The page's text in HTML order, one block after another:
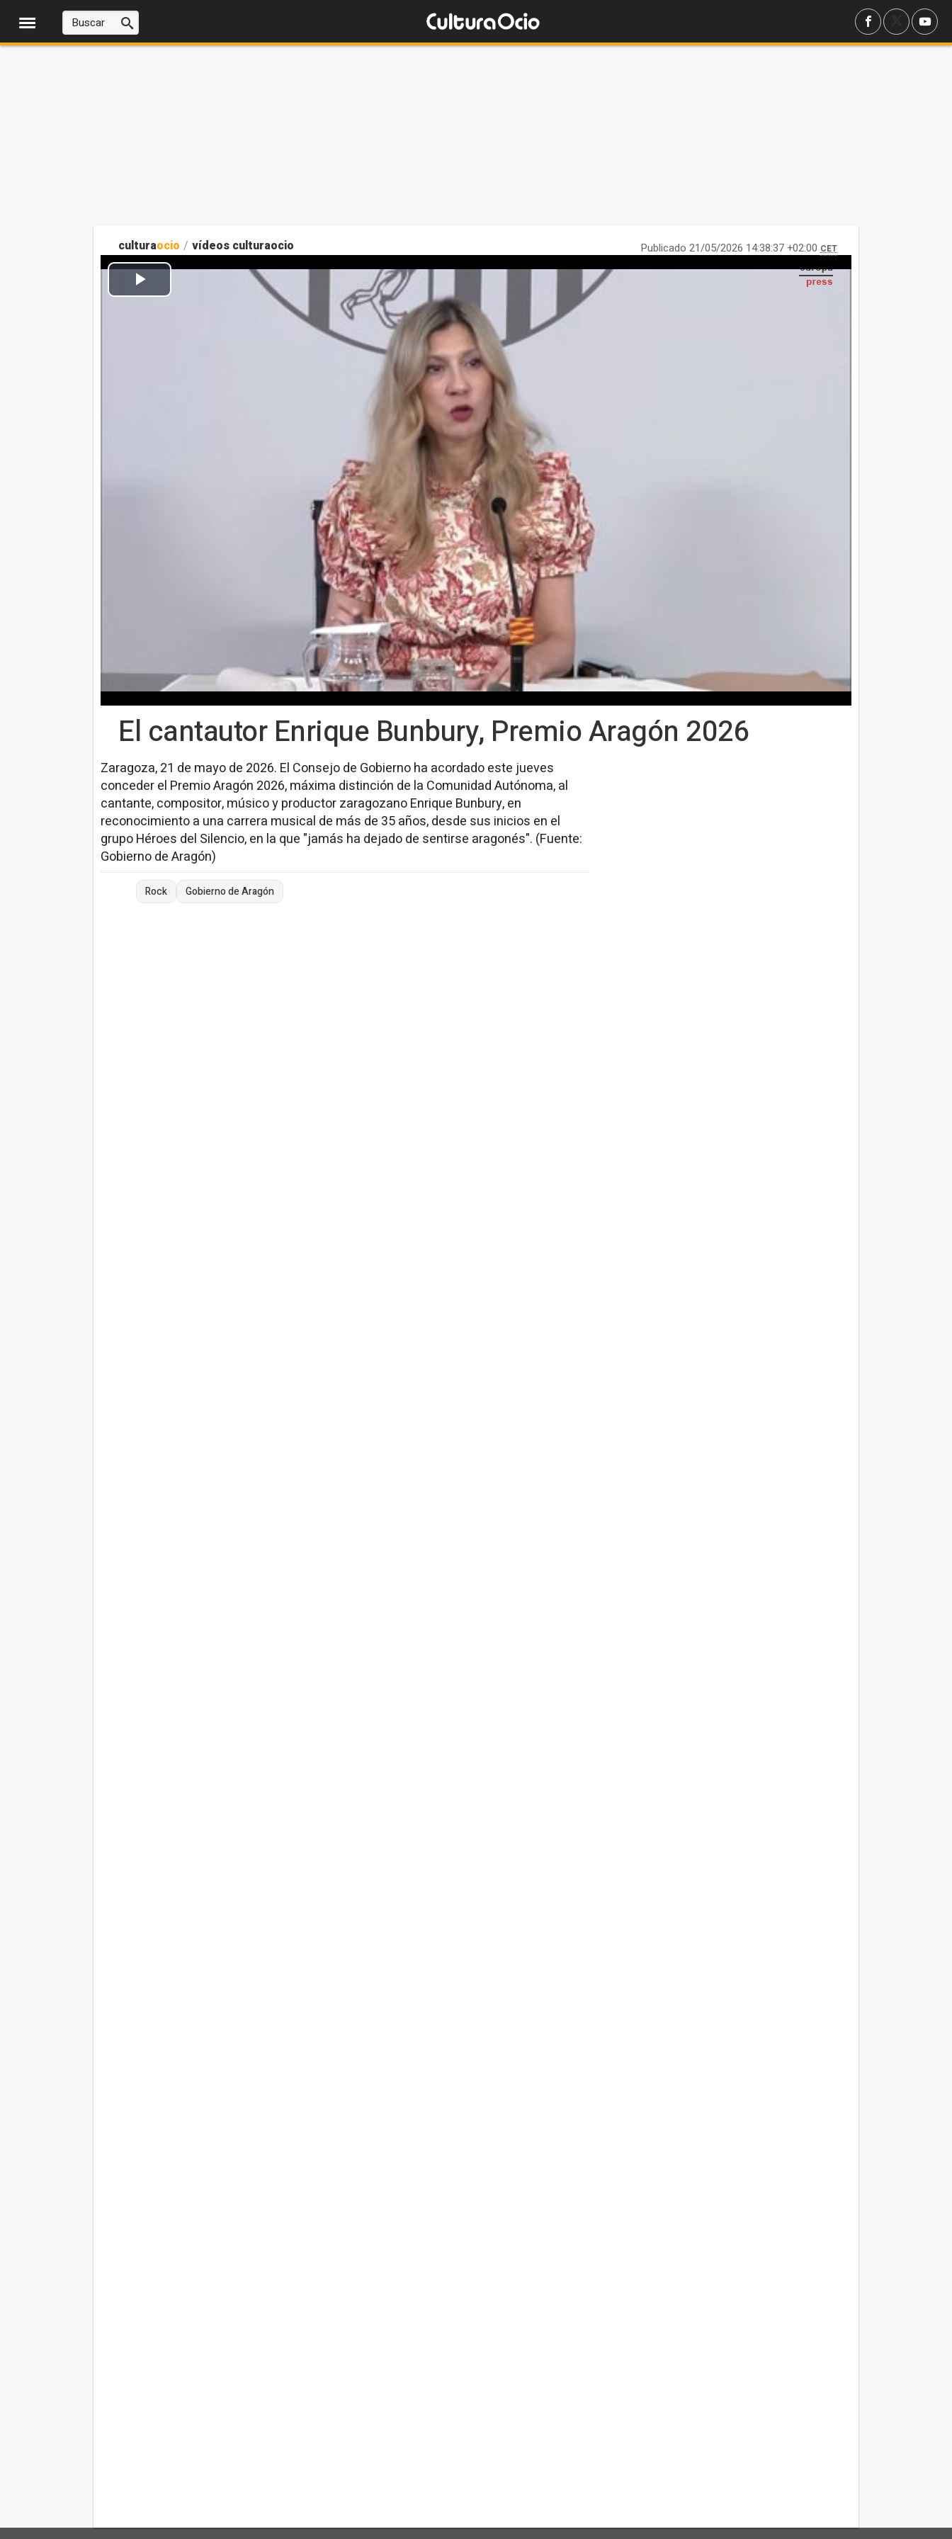
culturaocio / vídeos culturaocio Publicado 21/05/2026 14:38:37 +02:00 CET
El cantautor Enrique Bunbury, Premio Aragón 2026
Zaragoza, 21 de mayo de 2026. El Consejo de Gobierno ha acordado este jueves
conceder el Premio Aragón 2026, máxima distinción de la Comunidad Autónoma, al
cantante, compositor, músico y productor zaragozano Enrique Bunbury, en
reconocimiento a una carrera musical de más de 35 años, desde sus inicios en el
grupo Héroes del Silencio, en la que "jamás ha dejado de sentirse aragonés". (Fuente:
Gobierno de Aragón)
Rock Gobierno de Aragón